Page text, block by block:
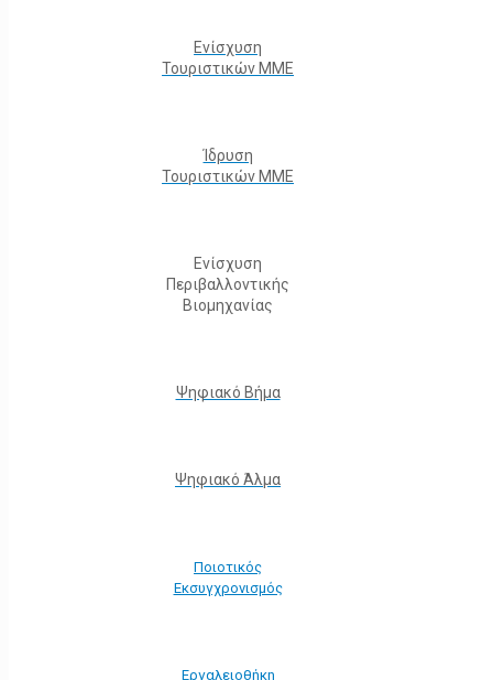
Ενίσχυση
Τουριστικών ΜΜΕ
Ίδρυση
Τουριστικών ΜΜΕ
Ενίσχυση
Περιβαλλοντικής
Βιομηχανίας
Ψηφιακό Βήμα
Ψηφιακό Άλμα
Ποιοτικός
Εκσυγχρονισμός
Εργαλειοθήκη